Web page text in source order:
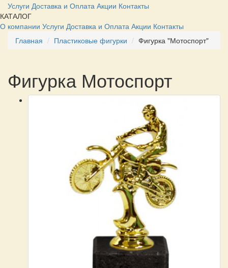
Услуги Доставка и Оплата Акции Контакты
КАТАЛОГ
О компании Услуги Доставка и Оплата Акции Контакты
Главная
Пластиковые фигурки Фигурка "Мотоспорт"
Фигурка Мотоспорт